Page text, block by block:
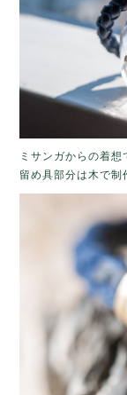
ミサンガからの着想
留め具部分は木で制